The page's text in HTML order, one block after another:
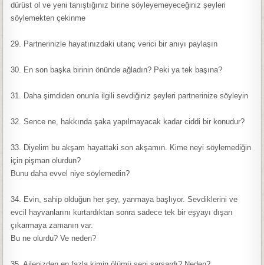
dürüst ol ve yeni tanıştığınız birine söyleyemeyeceğiniz şeyleri
söylemekten çekinme
29. Partnerinizle hayatınızdaki utanç verici bir anıyı paylaşın
30. En son başka birinin önünde ağladın? Peki ya tek başına?
31. Daha şimdiden onunla ilgili sevdiğiniz şeyleri partnerinize söyleyin
32. Sence ne, hakkında şaka yapılmayacak kadar ciddi bir konudur?
33. Diyelim bu akşam hayattaki son akşamın. Kime neyi söylemediğin
için pişman olurdun?
Bunu daha evvel niye söylemedin?
34. Evin, sahip olduğun her şey, yanmaya başlıyor. Sevdiklerini ve
evcil hayvanlarını kurtardıktan sonra sadece tek bir eşyayı dışarı
çıkarmaya zamanın var.
Bu ne olurdu? Ve neden?